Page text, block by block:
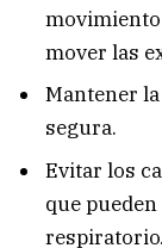
movimiento
mover las
Mantener
segura.
Evitar los
que
respiratorio.